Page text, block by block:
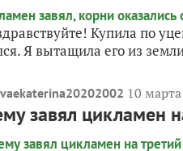
Купила по
Я вытащила его из
10
завял цикламен